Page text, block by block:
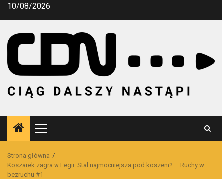
Przejdź
10/08/2026
Menu
główne
Strona główna
Koszarek zagra w Legii. Stal najmocniejsza pod koszem? – Ruchy w
bezruchu #1